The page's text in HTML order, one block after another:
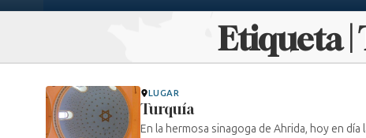
Etiqueta
LUGAR
Turquía
En la hermosa sinagoga de Ahrida, hoy en